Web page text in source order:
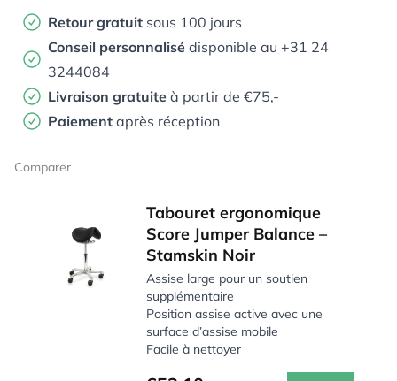
Retour gratuit sous 100 jours
Conseil personnalisé disponible au +31 24
3244084
Livraison gratuite à partir de €75,-
Paiement après réception
Comparer
Tabouret ergonomique
Score Jumper Balance –
Stamskin Noir
Assise large pour un soutien
supplémentaire
Position assise active avec une
surface d’assise mobile
Facile à nettoyer